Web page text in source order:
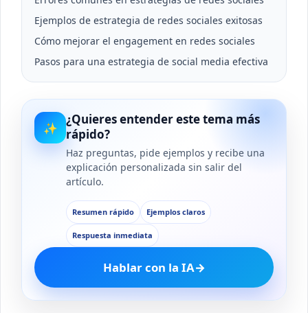
Ejemplos de estrategia de redes sociales exitosas
Cómo mejorar el engagement en redes sociales
Pasos para una estrategia de social media efectiva
✨
¿Quieres entender este tema más
rápido?
Haz preguntas, pide ejemplos y recibe una
explicación personalizada sin salir del
artículo.
Resumen rápido Ejemplos claros
Respuesta inmediata
Hablar con la IA→